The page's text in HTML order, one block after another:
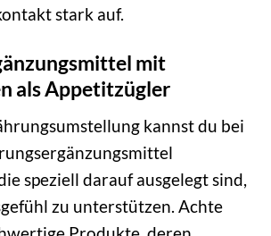
stark auf.
mit
als Appetitzügler
kannst du bei
speziell darauf ausgelegt sind,
zu unterstützen. Achte